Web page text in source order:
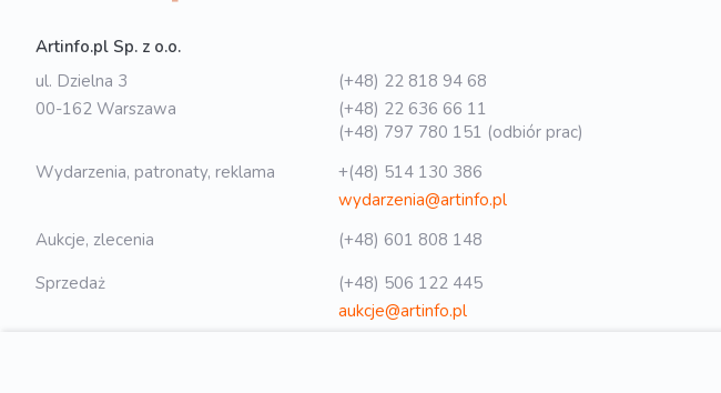
Artinfo.pl Sp. z o.o.
ul. Dzielna 3
00-162 Warszawa
(+48) 22 818 94 68
(+48) 22 636 66 11
(+48) 797 780 151 (odbiór prac)
Wydarzenia, patronaty, reklama
+(48) 514 130 386
wydarzenia@artinfo.pl
Aukcje, zlecenia
(+48) 601 808 148
Sprzedaż
(+48) 506 122 445
aukcje@artinfo.pl